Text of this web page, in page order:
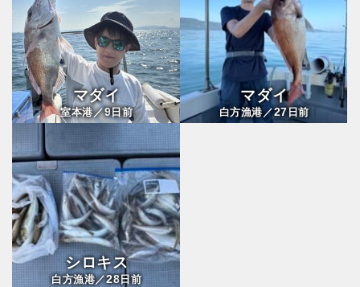
マダイ
室本港／9日前
マダイ
白方漁港／27日前
シロキス
白方漁港／28日前